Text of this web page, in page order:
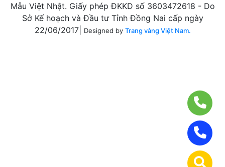
Mẫu Việt Nhật. Giấy phép ĐKKD số 3603472618 - Do
Sở Kế hoạch và Đầu tư Tỉnh Đồng Nai cấp ngày
22/06/2017|
Designed by Trang vàng Việt Nam.